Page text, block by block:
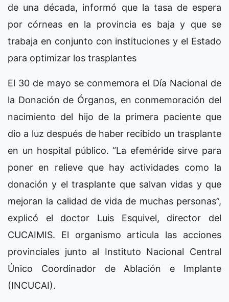
de una década, informó que la tasa de espera
por córneas en la provincia es baja y que se
trabaja en conjunto con instituciones y el Estado
para optimizar los trasplantes
El 30 de mayo se conmemora el Día Nacional de
la Donación de Órganos, en conmemoración del
nacimiento del hijo de la primera paciente que
dio a luz después de haber recibido un trasplante
en un hospital público. “La efeméride sirve para
poner en relieve que hay actividades como la
donación y el trasplante que salvan vidas y que
mejoran la calidad de vida de muchas personas”,
explicó el doctor Luis Esquivel, director del
CUCAIMIS. El organismo articula las acciones
provinciales junto al Instituto Nacional Central
Único Coordinador de Ablación e Implante
(INCUCAI).